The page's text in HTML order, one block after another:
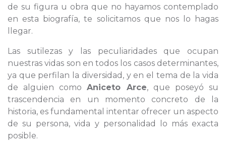
de su figura u obra que no hayamos contemplado
en esta biografía, te solicitamos que nos lo hagas
llegar.
Las sutilezas y las peculiaridades que ocupan
nuestras vidas son en todos los casos determinantes,
ya que perfilan la diversidad, y en el tema de la vida
de alguien comoAniceto Arce, que poseyó su
trascendencia en un momento concreto de la
historia, es fundamental intentar ofrecer un aspecto
de su persona, vida y personalidad lo más exacta
posible.